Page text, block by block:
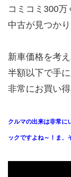
コミコミ300万
中古が見つか
新車価格を考
半額以下で手
非常にお買い
クルマの出来は非常に
ックですよね～！ ま、